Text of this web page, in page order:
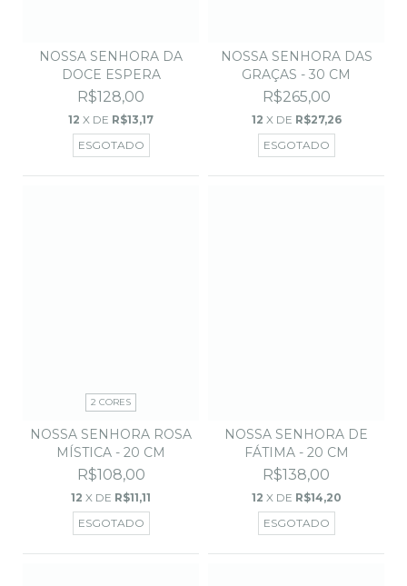
NOSSA SENHORA DA
DOCE ESPERA
R$128,00
12 X DE R$13,17
ESGOTADO
NOSSA SENHORA DAS
GRAÇAS - 30 CM
R$265,00
12 X DE R$27,26
ESGOTADO
2 CORES
NOSSA SENHORA ROSA
MÍSTICA - 20 CM
R$108,00
12 X DE R$11,11
ESGOTADO
NOSSA SENHORA DE
FÁTIMA - 20 CM
R$138,00
12 X DE R$14,20
ESGOTADO